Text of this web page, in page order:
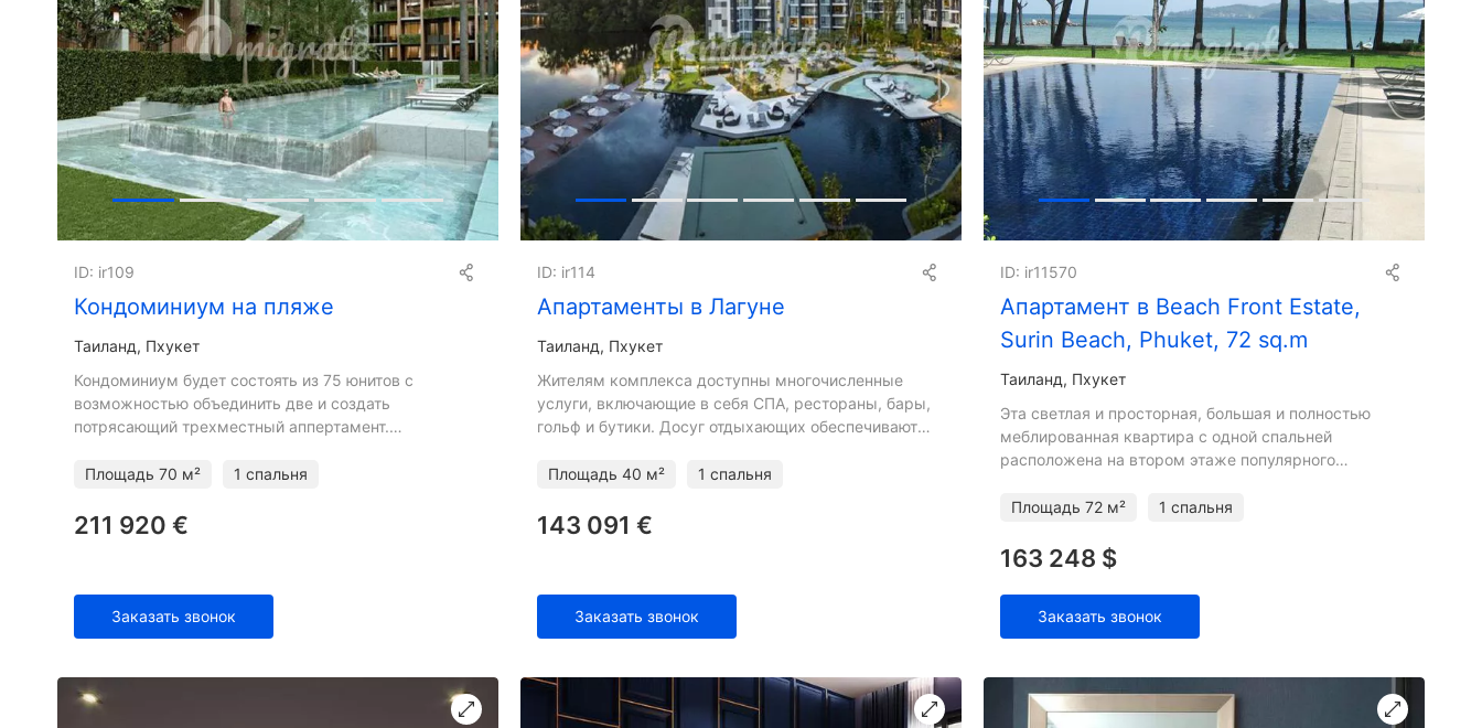
Кондоминиум на пляже
ID: ir109
Таиланд, Пхукет
Кондоминиум будет состоять из 75 юнитов с
возможностью объединить две и создать
потрясающий трехместный аппертамент.
малоэтажных кластеров с частными лифтами, чтоб
Площадь 70 м² 1 спальня
211 920 €
Заказать звонок
Апартаменты в Лагуне
ID: ir114
Таиланд, Пхукет
Жителям комплекса доступны многочисленные
услуги, включающие в себя СПА, рестораны, бары,
гольф и бутики. Досуг отдыхающих обеспечивают
возможностями для романтики и о
Площадь 40 м² 1 спальня
143 091 €
Заказать звонок
Апартамент в Beach Front Estate,
Surin Beach, Phuket, 72 sq.m
ID: ir11570
Таиланд, Пхукет
Эта светлая и просторная, большая и полностью
меблированная квартира с одной спальней
расположена на втором этаже популярного
части залива Банг Тао. в с
Площадь 72 м² 1 спальня
163 248 $
Заказать звонок